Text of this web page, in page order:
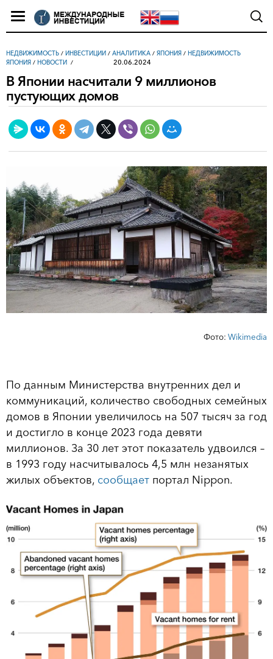
НЕДВИЖИМОСТЬ / ИНВЕСТИЦИИ / АНАЛИТИКА / ЯПОНИЯ / НЕДВИЖИМОСТЬ
ЯПОНИЯ / НОВОСТИ 20.06.2024
В Японии насчитали 9 миллионов
пустующих домов
Фото: Wikimedia
По данным Министерства внутренних дел и
коммуникаций, количество свободных семейных
домов в Японии увеличилось на 507 тысяч за год
и достигло в конце 2023 года девяти
миллионов. За 30 лет этот показатель удвоился –
в 1993 году насчитывалось 4,5 млн незанятых
жилых объектов, сообщает портал Nippon.